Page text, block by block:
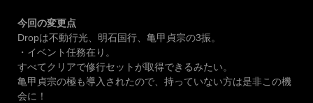
今回の変更点
Dropは不動行光、明石国行、亀甲貞宗の3振。
・イベント任務在り。
すべてクリアで修行セットが取得できるみたい。
亀甲貞宗の極も導入されたので、持っていない方は是非この機
会に！